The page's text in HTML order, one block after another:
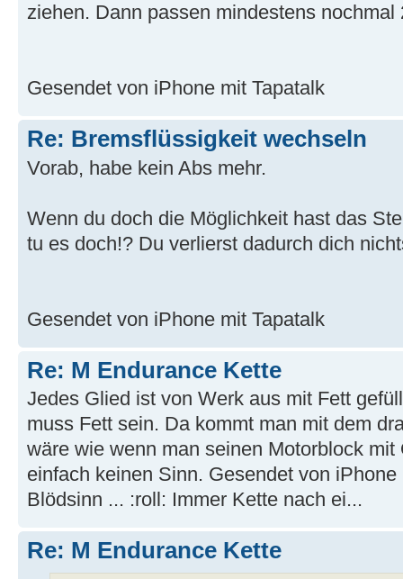
ziehen. Dann passen mindestens nochmal
Gesendet von iPhone mit Tapatalk
Re: Bremsflüssigkeit wechseln
Vorab, habe kein Abs mehr.
Wenn du doch die Möglichkeit hast das
tu es doch!? Du verlierst dadurch dich
Gesendet von iPhone mit Tapatalk
Re: M Endurance Kette
Jedes Glied ist von Werk aus mit Fett
muss Fett sein. Da kommt man mit dem
wäre wie wenn man seinen Motorblock
einfach keinen Sinn. Gesendet von
Blödsinn ... :roll: Immer Kette nach ei...
Re: M Endurance Kette